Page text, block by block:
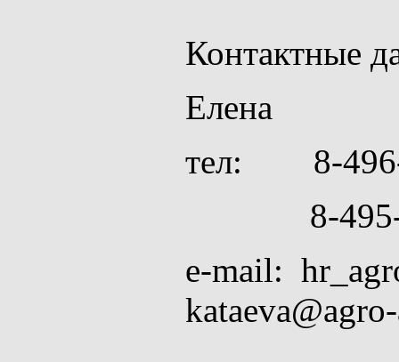
Контактные
Елена
тел: 8-496-
8-495-
e-mail: